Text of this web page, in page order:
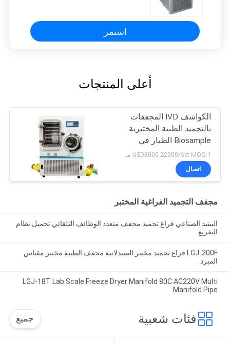
استمر
أعلى المنتجات
الكواشف IVD المجففات
بالتجميد الطبية المختبرية
Biosample الطيار في
الموقع
اتصال
مجفف التجميد الفراغية المختبر
الببتيد الصناعي فراغ تجميد مجفف متعدد الوظائف التلقائي تحميل نظام
التفريغ
LGJ-200F فراغ تجميد مختبر الصيدلانية مجفف الطبية مختبر مقياس
المبرد
LGJ-18T Lab Scale Freeze Dryer Manifold 80C AC220V Multi
Manifold Pipe
فئات شعبية جميع